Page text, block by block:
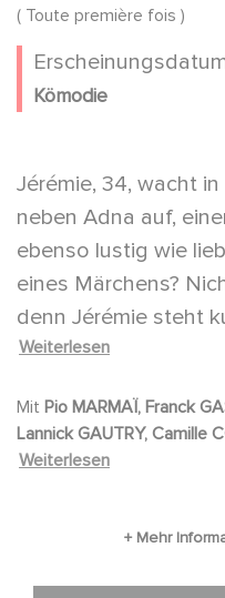
( Toute première fois )
Kömodie
Jérémie, 34, wacht
neben Adna auf,
ebenso lustig wie
eines Märchens?
denn Jérémie steht
mit Antoine.
Weiterlesen
Mit
Lannick GAUTRY, Camille COTTIN, Frédéric PIERROT,
Isabelle CANDELIER, Sébastien CASTRO, Nicole FERRONI,
Weiterlesen